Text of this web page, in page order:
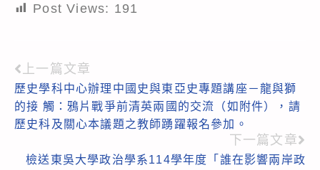
Post Views: 191
Read
more
articles
上一篇文章
歷史學科中心辦理中國史與東亞史專題講座－龍與獅
的接 觸：鴉片戰爭前清英兩國的交流（如附件），請
歷史科及關心本議題之教師踴躍報名參加。
下一篇文章
檢送東吳大學政治學系114學年度「誰在影響兩岸政